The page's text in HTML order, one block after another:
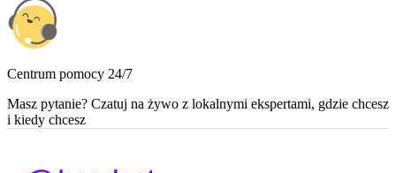
Centrum pomocy 24/7
Masz pytanie? Czatuj na żywo z lokalnymi ekspertami, gdzie chcesz
i kiedy chcesz